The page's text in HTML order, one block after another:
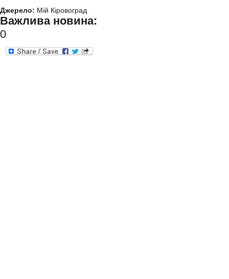
Джерело: Мій Кіровоград
Важлива новина:
0